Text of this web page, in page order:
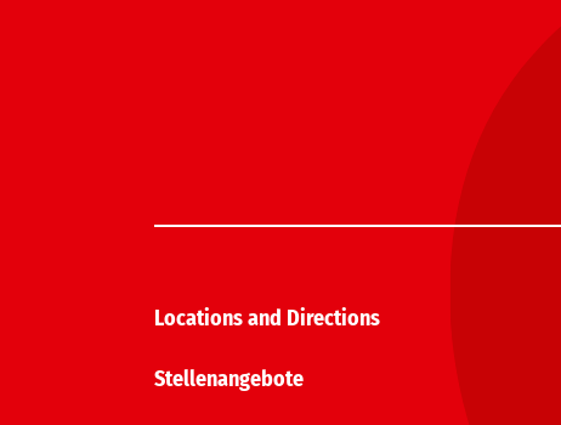
Locations and Directions
Stellenangebote